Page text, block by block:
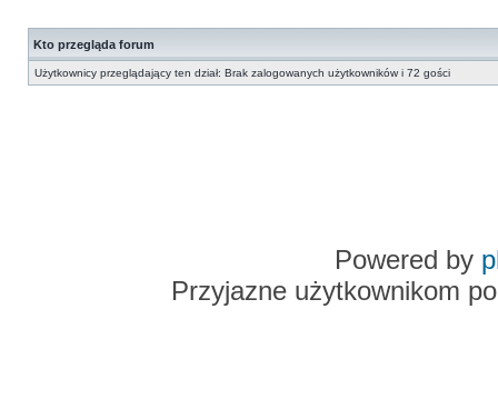
Kto przegląda forum
Użytkownicy przeglądający ten dział: Brak zalogowanych użytkowników i 72 gości
Powered by
Przyjazne użytkownikom